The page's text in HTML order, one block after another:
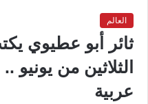
العالم
ثائر أبو عطيوي
الثلاثين من
عربية